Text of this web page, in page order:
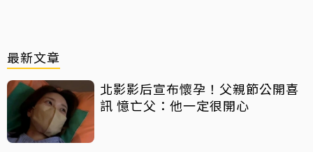
最新文章
北影影后宣布懷孕！父親節公開喜
訊 憶亡父：他一定很開心